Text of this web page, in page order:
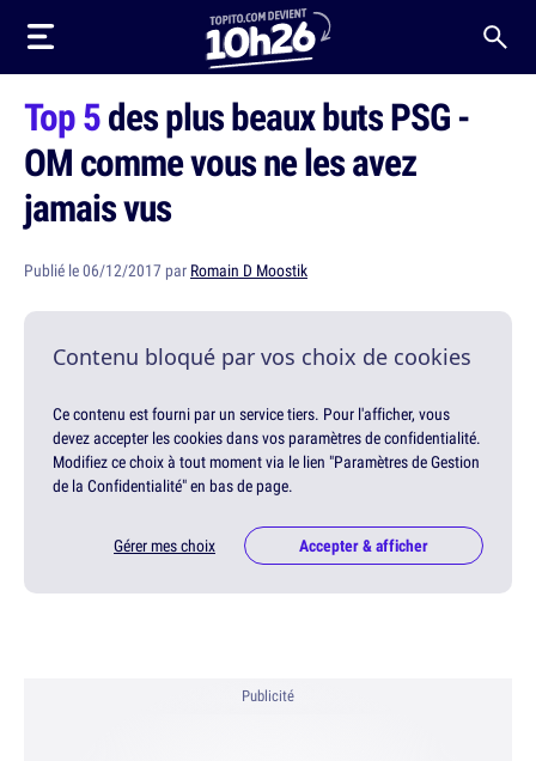
Top 5des plus beaux buts PSG -
OM comme vous ne les avez
jamais vus
Publié le 06/12/2017 par Romain D Moostik
Contenu bloqué par vos choix de cookies
Ce contenu est fourni par un service tiers. Pour l'afficher, vous
devez accepter les cookies dans vos paramètres de confidentialité.
Modifiez ce choix à tout moment via le lien "Paramètres de Gestion
de la Confidentialité" en bas de page.
Gérer mes choix Accepter & afficher
Publicité